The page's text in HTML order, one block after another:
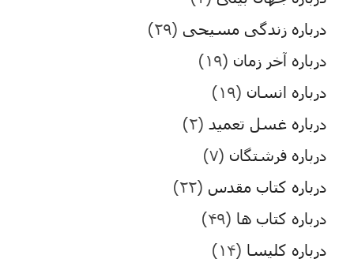
درباره زندگی مسیحی (۲۹)
درباره آخر زمان (۱۹)
درباره انسان (۱۹)
درباره غسل تعمید (۲)
درباره فرشتگان (۷)
درباره کتاب مقدس (۲۲)
درباره کتاب ها (۴۹)
درباره کلیسا (۱۴)